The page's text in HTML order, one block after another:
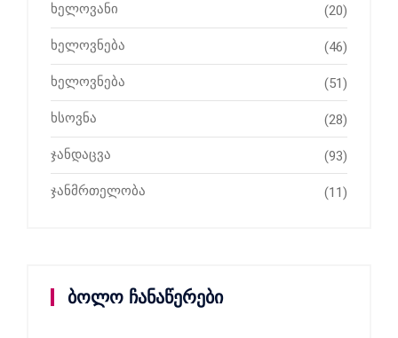
ხელოვანი (20)
ხელოვნება (46)
ხელოვნება (51)
ხსოვნა (28)
ჯანდაცვა (93)
ჯანმრთელობა (11)
ბოლო ჩანაწერები